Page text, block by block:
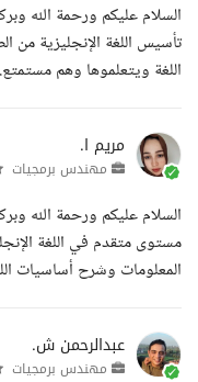
السلام عليكم ورحمة الله
تأسيس اللغة الإنجليزية من
اللغة ويتعلموها وهم
مريم ا.
مهندس برمجيات
السلام عليكم ورحمة الله
المعلومات وشرح أساسيات
عبدالرحمن ش.
مهندس برمجيات